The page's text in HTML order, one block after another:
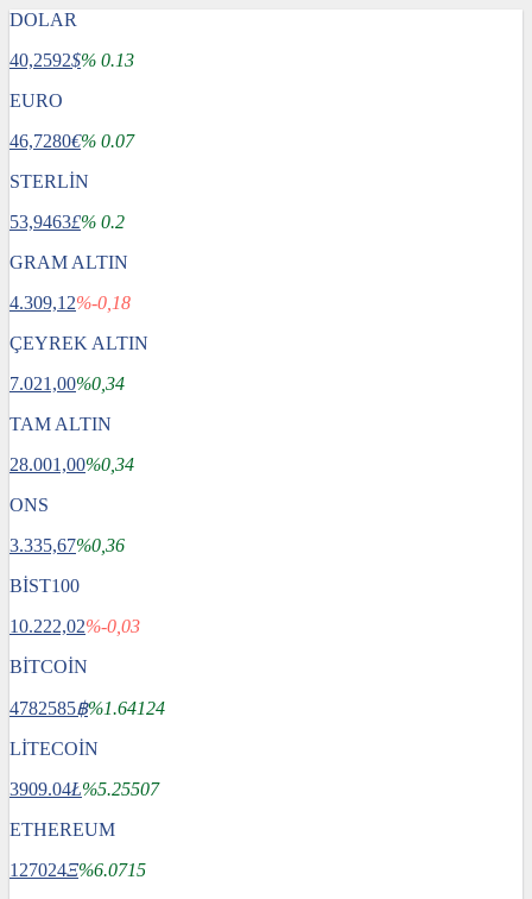
DOLAR
40,2592$% 0.13
EURO
46,7280€% 0.07
STERLİN
53,9463£% 0.2
GRAM ALTIN
4.309,12%-0,18
ÇEYREK ALTIN
7.021,00%0,34
TAM ALTIN
28.001,00%0,34
ONS
3.335,67%0,36
BİST100
10.222,02%-0,03
BİTCOİN
4782585฿%1.64124
LİTECOİN
3909.04Ł%5.25507
ETHEREUM
127024Ξ%6.0715